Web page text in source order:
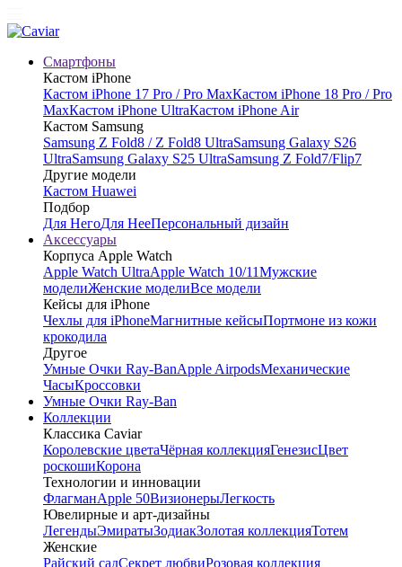
Смартфоны
Кастом iPhone
Кастом iPhone 17 Pro / Pro MaxКастом iPhone 18 Pro / Pro
MaxКастом iPhone UltraКастом iPhone Air
Кастом Samsung
Samsung Z Fold8 / Z Fold8 UltraSamsung Galaxy S26
UltraSamsung Galaxy S25 UltraSamsung Z Fold7/Flip7
Другие модели
Кастом Huawei
Подбор
Для НегоДля НееПерсональный дизайн
Аксессуары
Корпуса Apple Watch
Apple Watch UltraApple Watch 10/11Мужские
моделиЖенские моделиВсе модели
Кейсы для iPhone
Чехлы для iPhoneМагнитные кейсыПортмоне из кожи
крокодила
Другое
Умные Очки Ray-BanApple AirpodsМеханические
ЧасыКроссовки
Умные Очки Ray-Ban
Коллекции
Классика Caviar
Королевские цветаЧёрная коллекцияГенезисЦвет
роскошиКорона
Технологии и инновации
ФлагманApple 50ВизионерыЛегкость
Ювелирные и арт-дизайны
ЛегендыЭмиратыЗодиакЗолотая коллекцияТотем
Женские
Райский садСекрет любвиРозовая коллекция